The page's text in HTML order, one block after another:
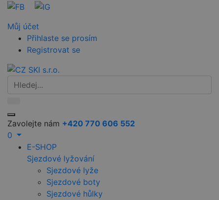
Můj účet
Přihlaste se prosím
Registrovat se
Zavolejte nám +420 770 606 552
0
E-SHOP
Sjezdové lyžování
Sjezdové lyže
Sjezdové boty
Sjezdové hůlky